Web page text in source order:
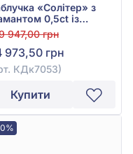
«Солітер» з
0,5ct із
золота 585°,
КДк7053
947,00 грн
973,50 грн
КДк7053)
Купити